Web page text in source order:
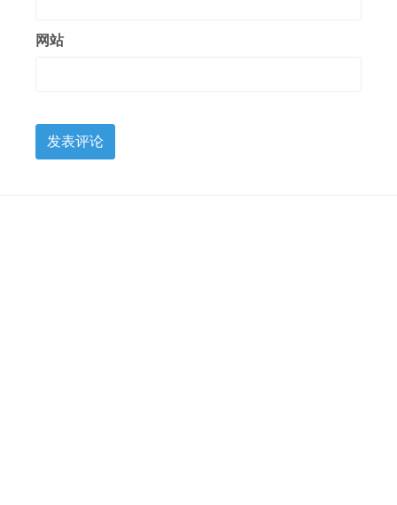
网站